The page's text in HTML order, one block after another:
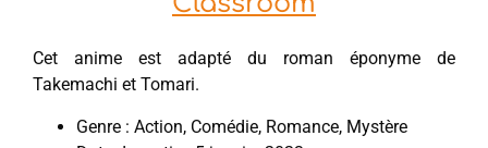
Cet anime est adapté du roman éponyme de
Takemachi et Tomari.
Genre : Action, Comédie, Romance, Mystère